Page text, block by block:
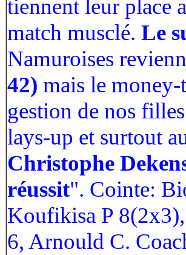
tiennent leur place
match musclé. Le
Namuroises
42) mais le
gestion de nos
lays-up et surtout
Christophe
réussit". Cointe:
Koufikisa P
6, Arnould C.